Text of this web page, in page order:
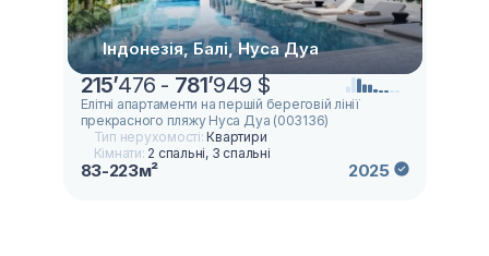
Індонезія, Балі, Нуса Дуа
215’476 - 781’949 $
Елітні апартаменти на першій береговій лінії
прекрасного пляжу Нуса Дуа (003136)
Тип нерухомості:Квартири
Кімнати: 2 спальні, 3 спальні
83-223м² 2025